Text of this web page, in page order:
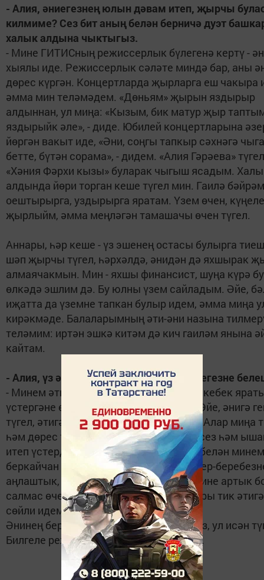
- Алия, әниегезнең юлын дәвам итеп, җырчы
килмиме? Сез бит аның белән берничә дуэт
халык алдына чыктыгыз.
- Мине ГИТИСның режиссерлык бүлегенә кертү -
хыялы иде. Режиссерлык сәләте миндә бар, аны
дөрес күргән. Концертларда җырларга еш чакыра
әмма мин теләмәдем. «Дөньям» җырын яздырыр
алдыннан, ул миңа: «Кызым, бик матур җыр
яздырыйк әле», - диде. Юбилей концертларына
йөргән вакыт иде, «Әни, соңгы тапкыр сәхнәгә
бетте, бүтән сорама», - дидем. «Алия Гәрәева»
«Хәния Фәрхи кызы» буларак чыгыш ясадым.
алдында йөри торган кеше түгел мин. Гаилә
оештырырга, уздырырга яратам. Үзем өчен,
җырлыйм, әмма меңләгән тамашачы өчен түгел.
Аннары, һәр кеше - үз эшенең остасы булырга
шәп җырчы түгел, һәрхәлдә, әнидән дә яхшырак
алмаячакмын. Мин - яхшы финансист, шуңа күрә бу
өлкәдә эшлим дә. Бу юлны үзем сайладым. Әйе,
иҗатта да үземне тапкан булыр идем, әмма миңа
кирәкмәде. Балаларымның әти-әни назына
теләмим: иртән эшкә китәм дә кич гаиләм янына
кайтам.
- Алия, үз әтиегез исән-саумы? Хәлләрегезне
- Минем әти - Габделхәй. Мине үз кызы кебек
үстергәне өчен, аңа рәхмәтем чиксез. Әйе, әнигә
түгел, әтигә дә гомерлек рәхмәтлемен. Алар миңа
һәм дөрес тәрбия бирде. Әти мине бәйсез һәм
итеп үстерде, бу - аның хезмәте. Аның белән
беркайчан да киртә булмады, һәрчак бер-
аңлаштык, әле да аңлашып яшибез. Әнине артык
салмас өчен, кайбер серләремне дә бары тик
сөйли идем.
Әнинең беренче ире турында сорасагыз, ул исән
Билгеле режиссер Фәнәвил Галиев иде.